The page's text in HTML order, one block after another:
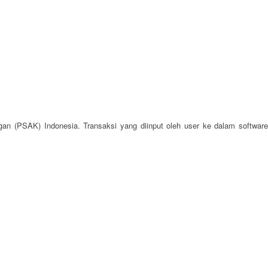
(PSAK) Indonesia. Transaksi yang diinput oleh user ke dalam software